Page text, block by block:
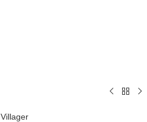
Villager